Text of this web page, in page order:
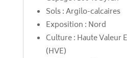
Sols : Argilo-calcaires
Exposition : Nord
Culture : Haute Valeur
(HVE)